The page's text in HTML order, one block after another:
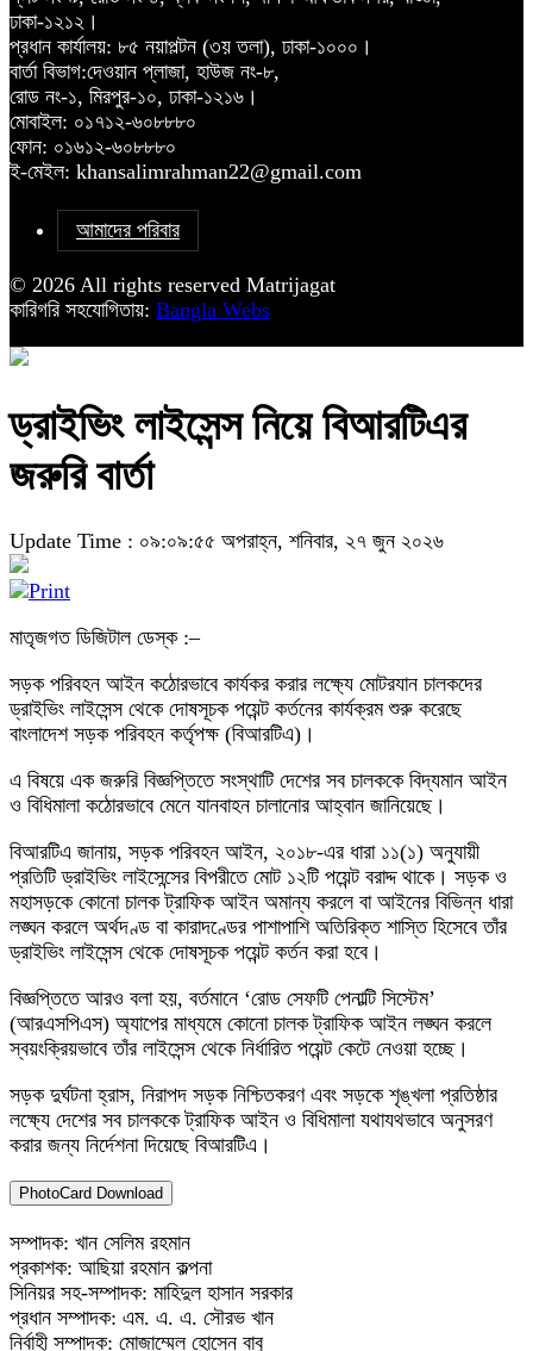
ঢাকা-১২১২।
প্রধান কার্যালয়: ৮৫ নয়াপল্টন (৩য় তলা), ঢাকা-১০০০।
বার্তা বিভাগ:দেওয়ান প্লাজা, হাউজ নং-৮,
রোড নং-১, মিরপুর-১০, ঢাকা-১২১৬।
মোবাইল: ০১৭১২-৬০৮৮৮০
ফোন: ০১৬১২-৬০৮৮৮০
ই-মেইল: khansalimrahman22@gmail.com
আমাদের পরিবার
© 2026 All rights reserved Matrijagat
কারিগরি সহযোগিতায়: Bangla Webs
ড্রাইভিং লাইসেন্স নিয়ে বিআরটিএর
জরুরি বার্তা
Update Time : ০৯:০৯:৫৫ অপরাহ্ন, শনিবার, ২৭ জুন ২০২৬
মাতৃজগত ডিজিটাল ডেস্ক :–
সড়ক পরিবহন আইন কঠোরভাবে কার্যকর করার লক্ষ্যে মোটরযান চালকদের
ড্রাইভিং লাইসেন্স থেকে দোষসূচক পয়েন্ট কর্তনের কার্যক্রম শুরু করেছে
বাংলাদেশ সড়ক পরিবহন কর্তৃপক্ষ (বিআরটিএ)।
এ বিষয়ে এক জরুরি বিজ্ঞপ্তিতে সংস্থাটি দেশের সব চালককে বিদ্যমান আইন
ও বিধিমালা কঠোরভাবে মেনে যানবাহন চালানোর আহ্বান জানিয়েছে।
বিআরটিএ জানায়, সড়ক পরিবহন আইন, ২০১৮-এর ধারা ১১(১) অনুযায়ী
প্রতিটি ড্রাইভিং লাইসেন্সের বিপরীতে মোট ১২টি পয়েন্ট বরাদ্দ থাকে। সড়ক ও
মহাসড়কে কোনো চালক ট্রাফিক আইন অমান্য করলে বা আইনের বিভিন্ন ধারা
লঙ্ঘন করলে অর্থদণ্ড বা কারাদণ্ডের পাশাপাশি অতিরিক্ত শাস্তি হিসেবে তাঁর
ড্রাইভিং লাইসেন্স থেকে দোষসূচক পয়েন্ট কর্তন করা হবে।
বিজ্ঞপ্তিতে আরও বলা হয়, বর্তমানে ‘রোড সেফটি পেনাল্টি সিস্টেম’
(আরএসপিএস) অ্যাপের মাধ্যমে কোনো চালক ট্রাফিক আইন লঙ্ঘন করলে
স্বয়ংক্রিয়ভাবে তাঁর লাইসেন্স থেকে নির্ধারিত পয়েন্ট কেটে নেওয়া হচ্ছে।
সড়ক দুর্ঘটনা হ্রাস, নিরাপদ সড়ক নিশ্চিতকরণ এবং সড়কে শৃঙ্খলা প্রতিষ্ঠার
লক্ষ্যে দেশের সব চালককে ট্রাফিক আইন ও বিধিমালা যথাযথভাবে অনুসরণ
করার জন্য নির্দেশনা দিয়েছে বিআরটিএ।
PhotoCard Download
সম্পাদক: খান সেলিম রহমান
প্রকাশক: আছিয়া রহমান কল্পনা
সিনিয়র সহ-সম্পাদক: মাহিদুল হাসান সরকার
প্রধান সম্পাদক: এম. এ. এ. সৌরভ খান
নির্বাহী সম্পাদক: মোজাম্মেল হোসেন বাবু